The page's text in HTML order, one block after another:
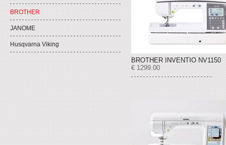
BROTHER
JANOME
Husqvarna Viking
BROTHER INVENTIO NV1150
€ 1299.00